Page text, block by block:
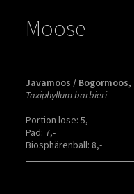
Moose
Javamoos / Bogormoos,
Taxiphyllum barbieri
Portion lose: 5,-
Pad: 7,-
Biosphärenball: 8,-